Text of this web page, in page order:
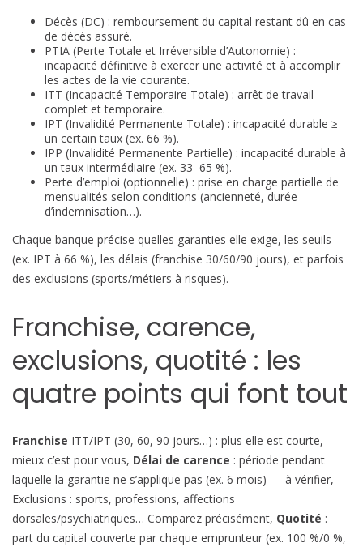
Décès (DC) : remboursement du capital restant dû en cas
de décès assuré.
PTIA (Perte Totale et Irréversible d’Autonomie) :
incapacité définitive à exercer une activité et à accomplir
les actes de la vie courante.
ITT (Incapacité Temporaire Totale) : arrêt de travail
complet et temporaire.
IPT (Invalidité Permanente Totale) : incapacité durable ≥
un certain taux (ex. 66 %).
IPP (Invalidité Permanente Partielle) : incapacité durable à
un taux intermédiaire (ex. 33–65 %).
Perte d’emploi (optionnelle) : prise en charge partielle de
mensualités selon conditions (ancienneté, durée
d’indemnisation…).
Chaque banque précise quelles garanties elle exige, les seuils
(ex. IPT à 66 %), les délais (franchise 30/60/90 jours), et parfois
des exclusions (sports/métiers à risques).
Franchise, carence,
exclusions, quotité : les
quatre points qui font tout
Franchise ITT/IPT (30, 60, 90 jours…) : plus elle est courte,
mieux c’est pour vous, Délai de carence : période pendant
laquelle la garantie ne s’applique pas (ex. 6 mois) — à vérifier,
Exclusions : sports, professions, affections
dorsales/psychiatriques… Comparez précisément, Quotité :
part du capital couverte par chaque emprunteur (ex. 100 %/0 %,